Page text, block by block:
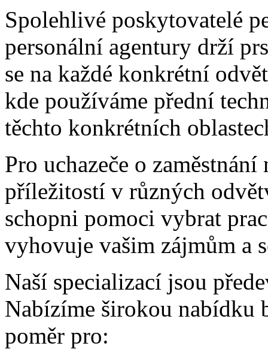
Spolehlivé poskytovatelé
personální agentury drží
se na každé konkrétní
kde používáme přední
těchto konkrétních
Pro uchazeče o
příležitostí v různých
schopni pomoci vybrat
vyhovuje vašim zájmům a
Naší specializací jsou
Nabízíme širokou nabídku
poměr pro: